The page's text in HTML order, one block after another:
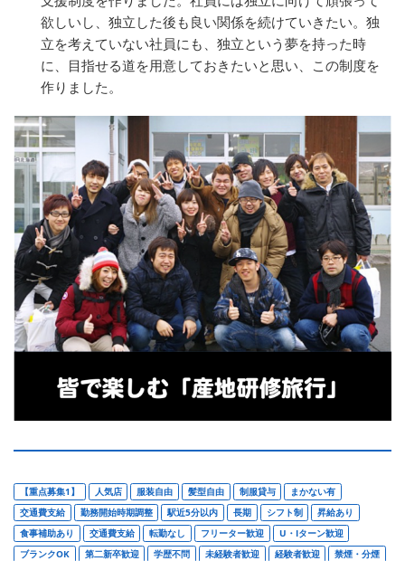
欲しいし、独立した後も良い関係を続けていきたい。独
立を考えていない社員にも、独立という夢を持った時
に、目指せる道を用意しておきたいと思い、この制度を
作りました。
【重点募集1】 人気店 服装自由 髪型自由 制服貸与
まかない有
交通費支給
勤務開始時期調整 駅近5分以内 長期 シフト制
昇給あり
食事補助あり
交通費支給 転勤なし フリーター歓迎
U・Iターン歓迎
ブランクOK
第二新卒歓迎 学歴不問 未経験者歓迎 経験者歓迎
禁煙・分煙